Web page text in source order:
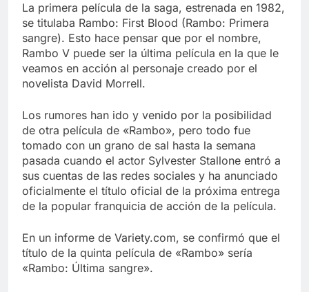
La primera película de la saga, estrenada en 1982,
se titulaba Rambo: First Blood (Rambo: Primera
sangre). Esto hace pensar que por el nombre,
Rambo V puede ser la última película en la que le
veamos en acción al personaje creado por el
novelista David Morrell.
Los rumores han ido y venido por la posibilidad
de otra película de «Rambo», pero todo fue
tomado con un grano de sal hasta la semana
pasada cuando el actor Sylvester Stallone entró a
sus cuentas de las redes sociales y ha anunciado
oficialmente el título oficial de la próxima entrega
de la popular franquicia de acción de la película.
En un informe de Variety.com, se confirmó que el
título de la quinta película de «Rambo» sería
«Rambo: Última sangre».